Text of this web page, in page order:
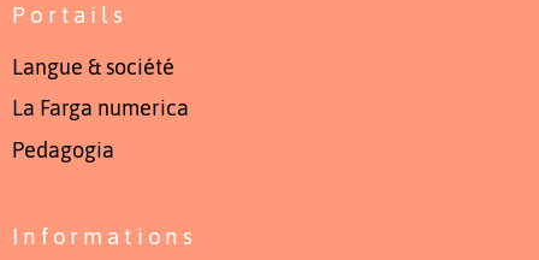
Portails
Langue & société
La Farga numerica
Pedagogia
Informations